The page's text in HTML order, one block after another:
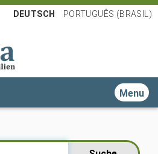
DEUTSCH PORTUGUÊS (BRASIL)
Toggle